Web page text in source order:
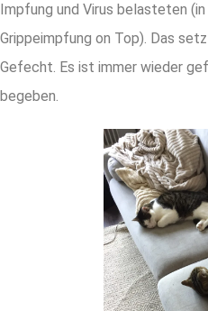
Impfung und Virus belasteten
Grippeimpfung on Top). Das
Gefecht. Es ist immer wieder
begeben.